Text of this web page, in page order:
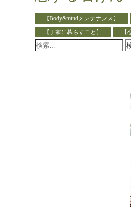
【Body&mindメンテナンス】
【丁寧に暮らすこと】
検